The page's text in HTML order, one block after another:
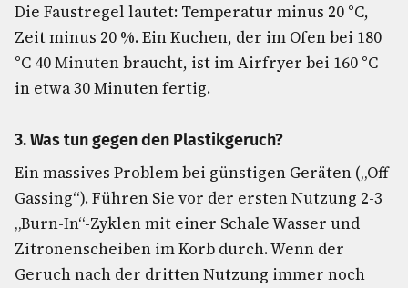
Die Faustregel lautet: Temperatur minus 20 °C,
Zeit minus 20 %. Ein Kuchen, der im Ofen bei 180
°C 40 Minuten braucht, ist im Airfryer bei 160 °C
in etwa 30 Minuten fertig.
3. Was tun gegen den Plastikgeruch?
Ein massives Problem bei günstigen Geräten („Off-
Gassing“). Führen Sie vor der ersten Nutzung 2-3
„Burn-In“-Zyklen mit einer Schale Wasser und
Zitronenscheiben im Korb durch. Wenn der
Geruch nach der dritten Nutzung immer noch